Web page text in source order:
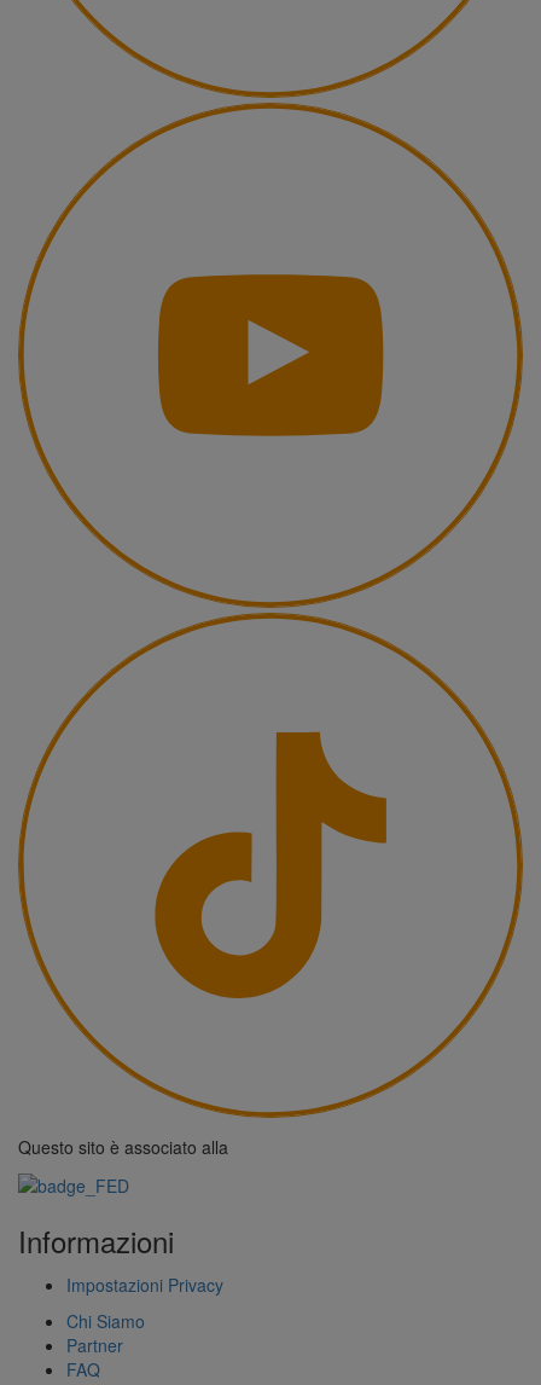
Questo sito è associato alla
Informazioni
Impostazioni Privacy
Chi Siamo
Partner
FAQ